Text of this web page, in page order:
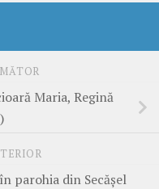
Maria, Regină
parohia din Secășel